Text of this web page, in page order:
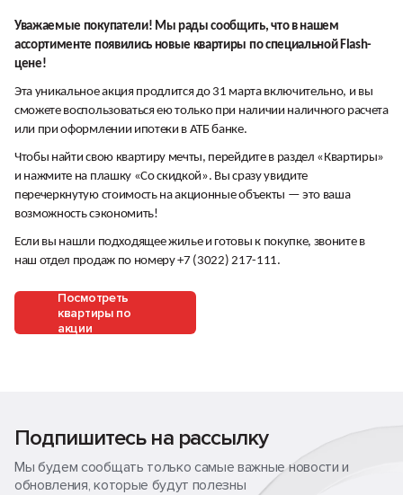
Уважаемые покупатели! Мы рады сообщить, что в нашем
ассортименте появились новые квартиры по специальной Flash-
цене!
Эта уникальное акция продлится до 31 марта включительно, и вы
сможете воспользоваться ею только при наличии наличного расчета
или при оформлении ипотеки в АТБ банке.
Чтобы найти свою квартиру мечты, перейдите в раздел «Квартиры»
и нажмите на плашку «Со скидкой». Вы сразу увидите
перечеркнутую стоимость на акционные объекты — это ваша
возможность сэкономить!
Если вы нашли подходящее жилье и готовы к покупке, звоните в
наш отдел продаж по номеру +7 (3022) 217-111.
Посмотреть
квартиры по
акции
Подпишитесь на рассылку
Мы будем сообщать только самые важные новости и
обновления, которые будут полезны